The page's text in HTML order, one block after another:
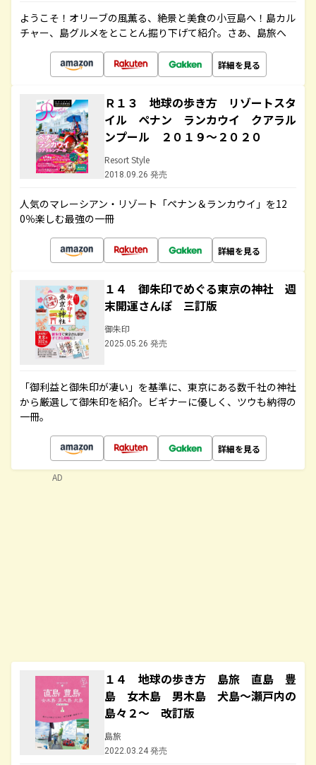
ようこそ！オリーブの風薫る、絶景と美食の小豆島へ！島カル
チャー、島グルメをとことん掘り下げて紹介。さあ、島旅へ
詳細を見る
Ｒ１３ 地球の歩き方 リゾートスタ
イル ペナン ランカウイ クアラル
ンプール ２０１９～２０２０
Resort Style
2018.09.26 発売
人気のマレーシアン・リゾート「ペナン＆ランカウイ」を12
0％楽しむ最強の一冊
詳細を見る
１４ 御朱印でめぐる東京の神社 週
末開運さんぽ 三訂版
御朱印
2025.05.26 発売
「御利益と御朱印が凄い」を基準に、東京にある数千社の神社
から厳選して御朱印を紹介。ビギナーに優しく、ツウも納得の
一冊。
詳細を見る
１４ 地球の歩き方 島旅 直島 豊
島 女木島 男木島 犬島～瀬戸内の
島々２～ 改訂版
島旅
2022.03.24 発売
AD